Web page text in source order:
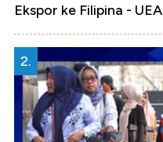
Ekspor ke Filipina - UEA
2.